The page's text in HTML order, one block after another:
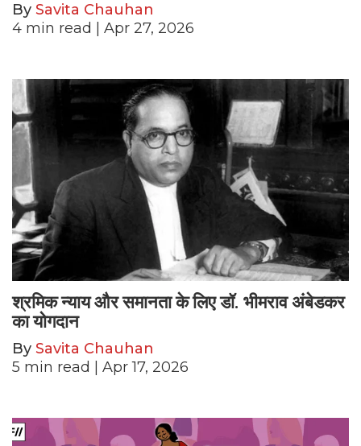
By Savita Chauhan
4 min read | Apr 27, 2026
श्रमिक न्याय और समानता के लिए डॉ. भीमराव अंबेडकर
का योगदान
By Savita Chauhan
5 min read | Apr 17, 2026